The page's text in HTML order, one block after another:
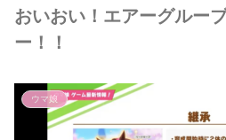
おいおい！エアーグルー
ー！！
ウマ娘